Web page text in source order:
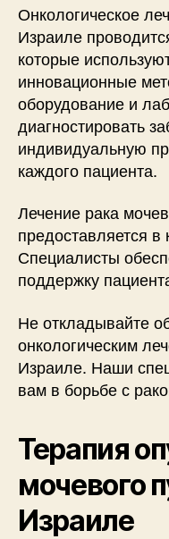
Онкологическое
Израиле
которые
инновационные
оборудование и
диагностировать
индивидуальную
каждого пациента.
Лечение рака
предоставляется
Специалисты
поддержку
Не откладывайте
онкологическим
Израиле. Наши
вам в борьбе с
Терапия
мочевого
Израиле